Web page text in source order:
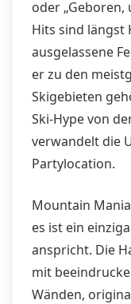
oder „Geboren,
Hits sind
ausgelassene
er zu den
Skigebieten
Ski-Hype von
verwandelt die
Partylocation.
Mountain
es ist ein
anspricht. Die
mit
Wänden,